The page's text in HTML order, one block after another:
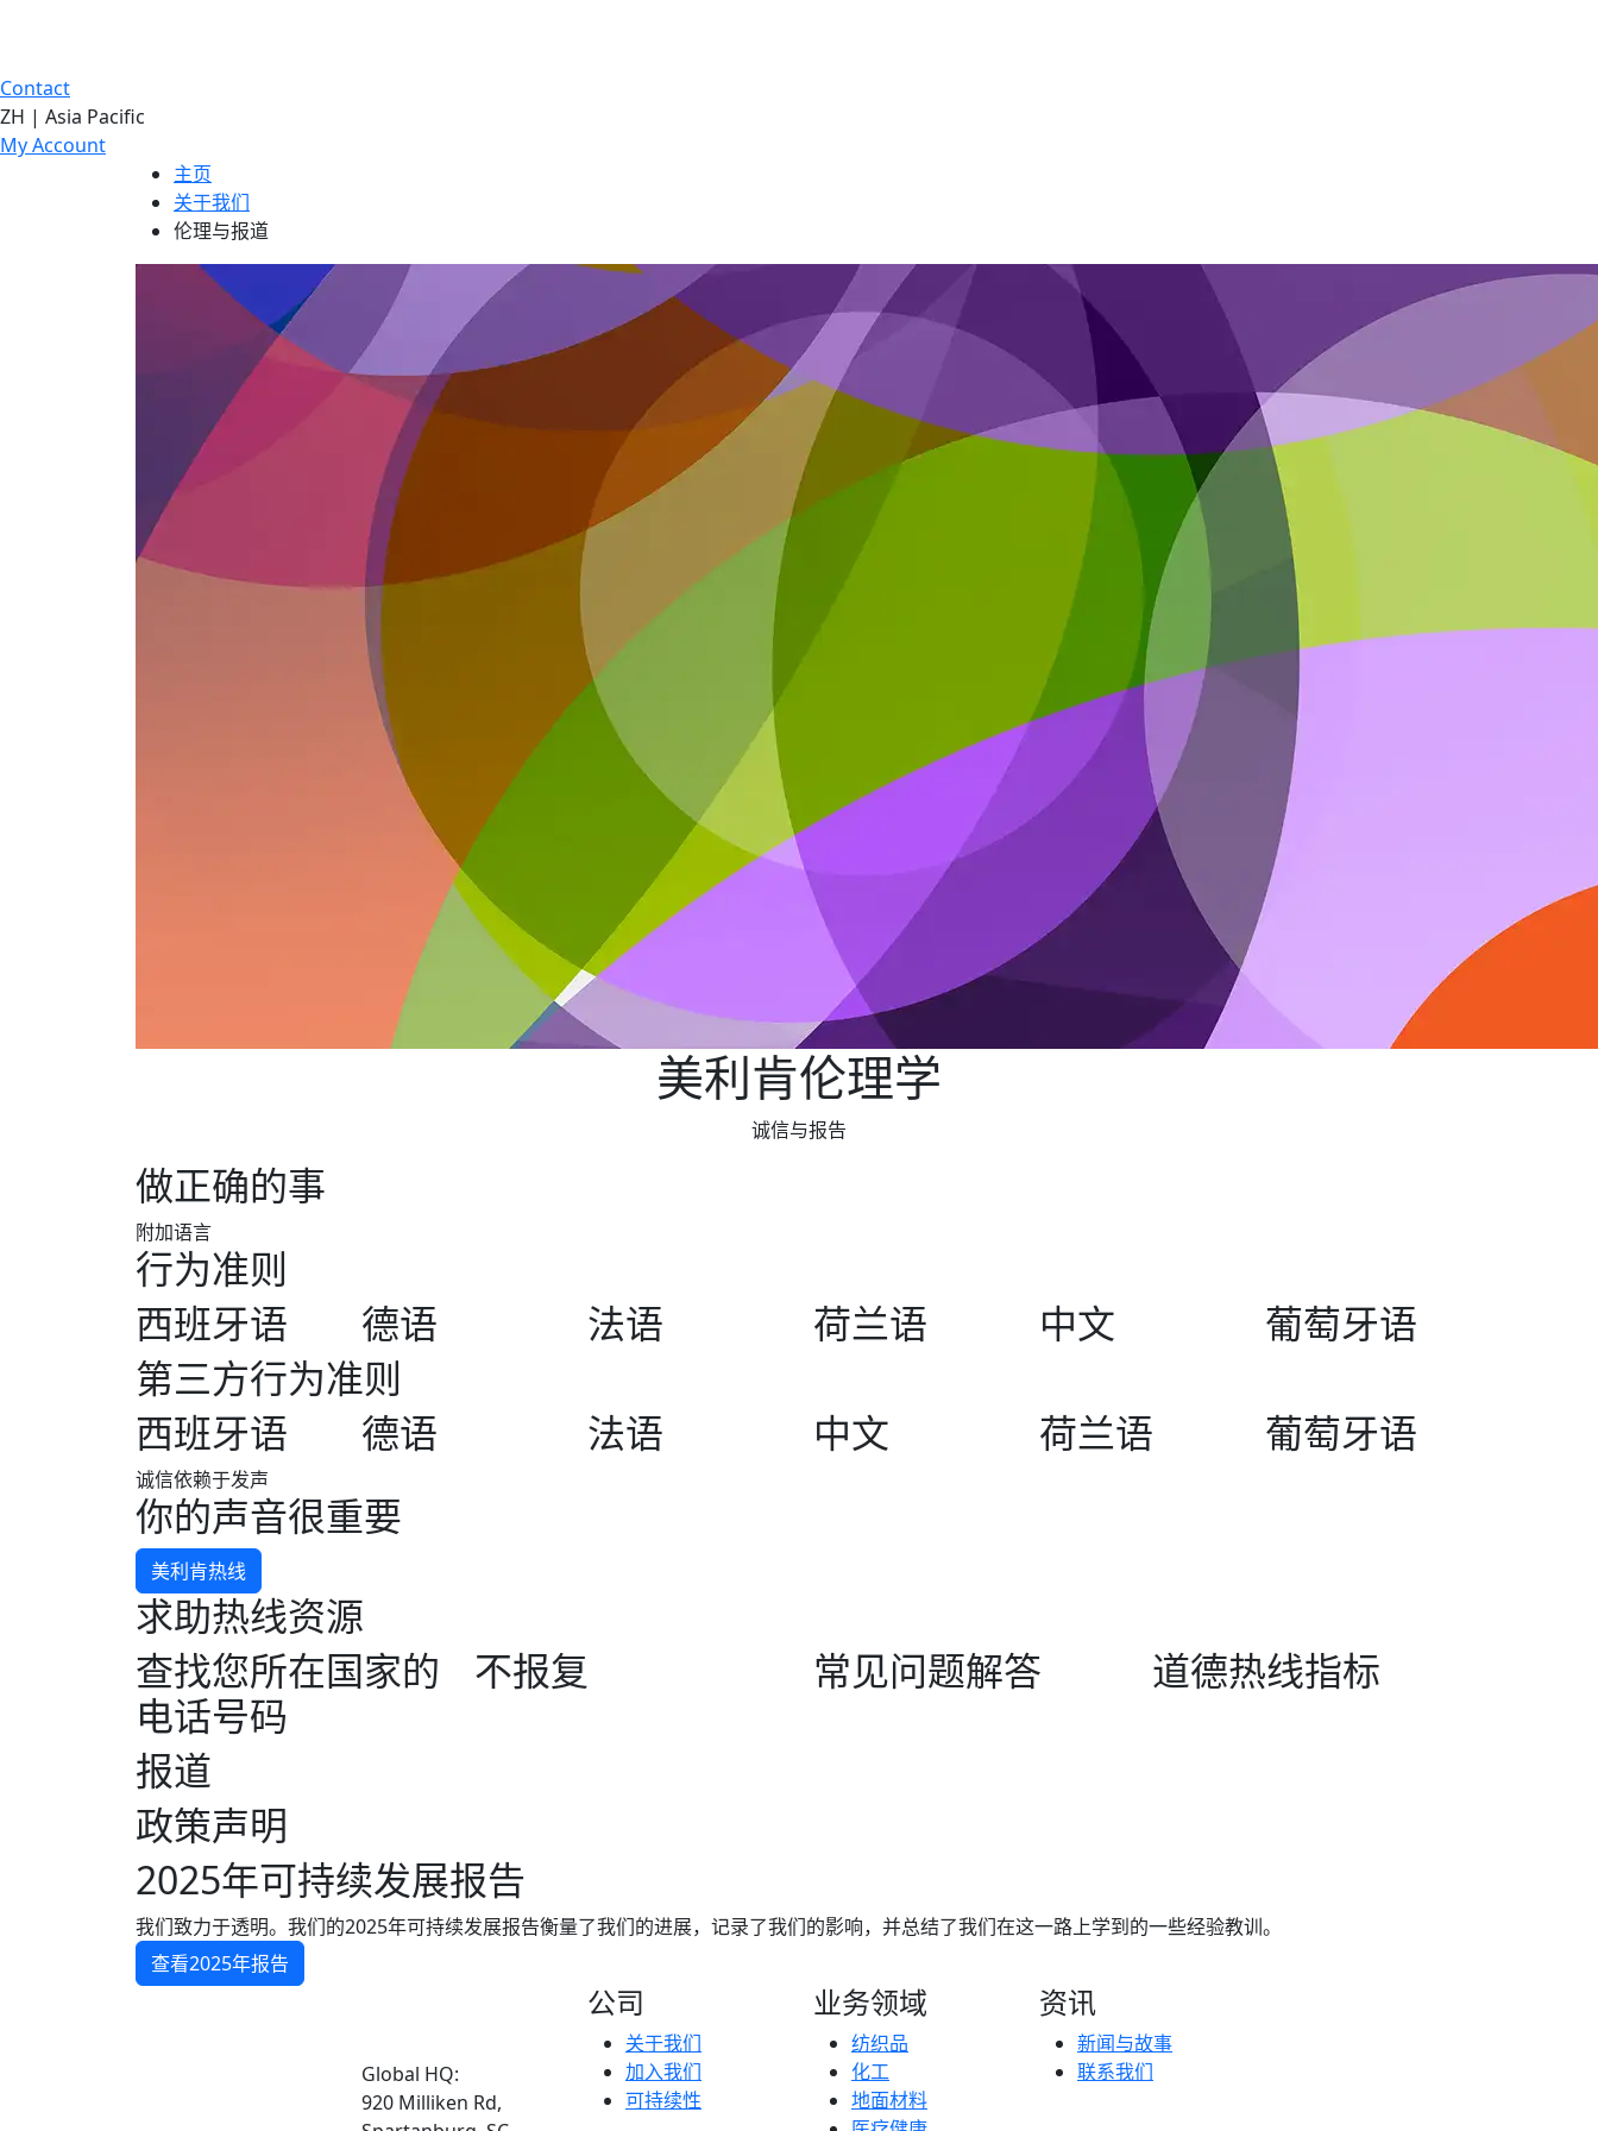
Contact
ZH | Asia Pacific
My Account
主页
关于我们
伦理与报道
美利肯伦理学
诚信与报告
做正确的事
附加语言
行为准则
西班牙语
德语 法语 荷兰语 中文
葡萄牙语
第三方行为准则
西班牙语
德语 法语 中文 荷兰语 葡萄牙语
诚信依赖于发声
你的声音很重要
美利肯热线
求助热线资源
查找您所在国家的
电话号码
不报复 常见问题解答
道德热线指标
报道
政策声明
2025年可持续发展报告
我们致力于透明。我们的2025年可持续发展报告衡量了我们的进展，记录了我们的影响，并总结了我们在这一路上学到的一些经验教训。
查看2025年报告
Global HQ:
920 Milliken Rd,
公司
关于我们
加入我们
可持续性
业务领域
纺织品
化工
地面材料
资讯
新闻与故事
联系我们